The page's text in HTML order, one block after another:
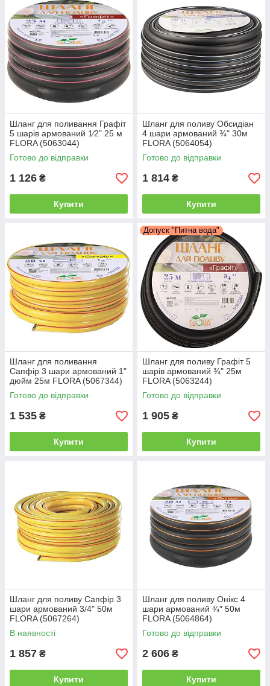
Шланг для поливання Графіт
5 шарів армований 1⁄2" 25 м
FLORA (5063044)
Готово до відправки
1 126 ₴
Купити
Шланг для поливу Обсидіан
4 шари армований ¾" 30м
FLORA (5064054)
Готово до відправки
1 814 ₴
Купити
Шланг для поливання
Сапфір 3 шари армований 1"
дюйм 25м FLORA (5067344)
Готово до відправки
1 535 ₴
Купити
Допуск "Питна вода"
Шланг для поливу Графіт 5
шарів армований ¾" 25м
FLORA (5063244)
Готово до відправки
1 905 ₴
Купити
Шланг для поливу Сапфір 3
шари армований 3/4" 50м
FLORA (5067264)
В наявності
1 857 ₴
Купити
Шланг для поливу Онікс 4
шари армований ¾″ 50м
FLORA (5064864)
Готово до відправки
2 606 ₴
Купити